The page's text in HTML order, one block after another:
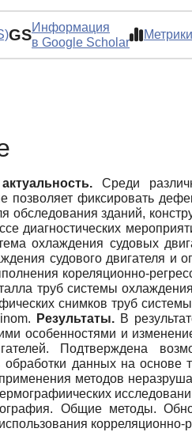
GSИнформация
в Google Scholar
Метрики
Среди
позволяет фиксировать
обследования зданий,
диагностических
охлаждения судовых
судового двигателя и
кореляционно-
труб системы
снимков труб
Результаты. В
особенностями и
Подтверждена
обработки данных на основе
методов
Общие методы.
корреляционно-